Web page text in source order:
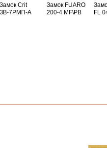
Замок Crit
ЗВ-7РМП-А
Замок FUARO
200-4 MF\РВ
FL